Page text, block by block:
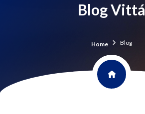
Blog Vittá
Home Blog